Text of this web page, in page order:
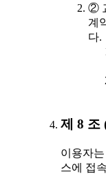
②
계
다.
제 8 조
이용자
스에 접